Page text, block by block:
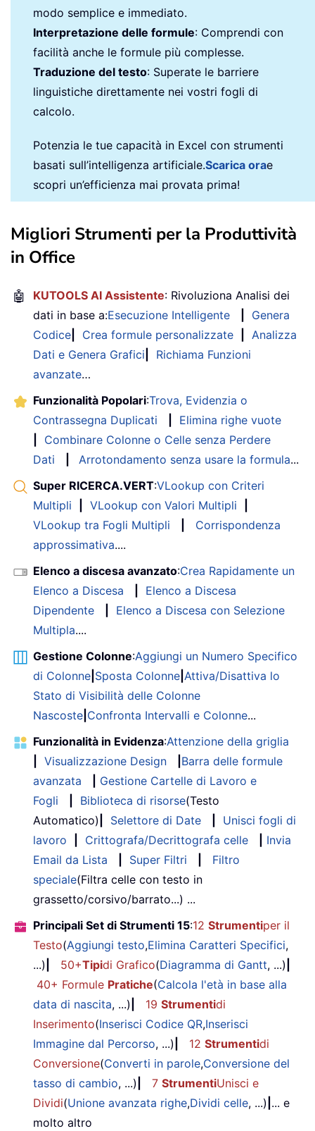
modo semplice e immediato.
Interpretazione delle formule: Comprendi con
facilità anche le formule più complesse.
Traduzione del testo: Superate le barriere
linguistiche direttamente nei vostri fogli di
calcolo.
Potenzia le tue capacità in Excel con strumenti
basati sull’intelligenza artificiale.Scarica orae
scopri un’efficienza mai provata prima!
Migliori Strumenti per la Produttività
in Office
🤖 KUTOOLS AI Assistente: Rivoluziona Analisi dei
dati in base a:Esecuzione Intelligente
Genera
Codice
Crea formule personalizzate
Analizza
Dati e Genera Grafici
Richiama Funzioni
avanzate…
Funzionalità Popolari:Trova, Evidenzia o
Contrassegna Duplicati
Elimina righe vuote
Combinare Colonne o Celle senza Perdere
Dati
Arrotondamento senza usare la formula...
Super RICERCA.VERT:VLookup con Criteri
Multipli
VLookup con Valori Multipli
VLookup tra Fogli Multipli
Corrispondenza
approssimativa....
Elenco a discesa avanzato:Crea Rapidamente un
Elenco a Discesa
Elenco a Discesa
Dipendente
Elenco a Discesa con Selezione
Multipla....
Gestione Colonne:Aggiungi un Numero Specifico
di Colonne Sposta Colonne Attiva/Disattiva lo
Stato di Visibilità delle Colonne
Nascoste Confronta Intervalli e Colonne...
Funzionalità in Evidenza:Attenzione della griglia
Visualizzazione Design
Barra delle formule
avanzata
Gestione Cartelle di Lavoro e
Fogli
Biblioteca di risorse(Testo
Automatico)
Selettore di Date
Unisci fogli di
lavoro
Crittografa/Decrittografa celle
Invia
Email da Lista
Super Filtri
Filtro
speciale(Filtra celle con testo in
grassetto/corsivo/barrato...) ...
Principali Set di Strumenti 15:12 Strumentiper il
Testo(Aggiungi testo,Elimina Caratteri Specifici,
...)
50+Tipidi Grafico(Diagramma di Gantt, ...)
40+ Formule Pratiche(Calcola l'età in base alla
data di nascita, ...) 19 Strumentidi
Inserimento(Inserisci Codice QR,Inserisci
Immagine dal Percorso, ...) 12 Strumentidi
Conversione(Converti in parole,Conversione del
tasso di cambio, ...) 7 StrumentiUnisci e
Dividi(Unione avanzata righe,Dividi celle, ...) ... e
molto altro